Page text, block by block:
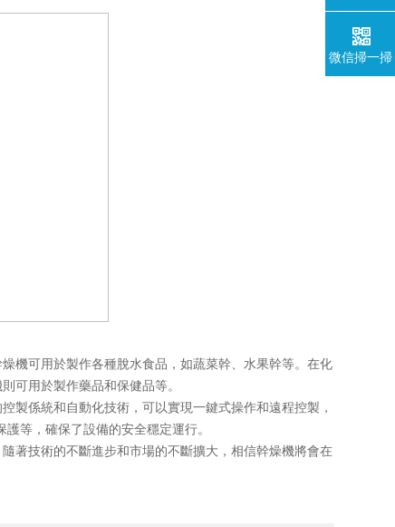
可用於製作各種脫水食品，如蔬菜幹、水果幹等。在化
可用於製作藥品和保健品等。
係統和自動化技術，可以實現一鍵式操作和遠程控製，
等，確保了設備的安全穩定運行。
技術的不斷進步和市場的不斷擴大，相信幹燥機將會在
微信掃一掃